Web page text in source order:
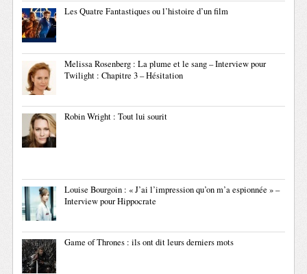
Les Quatre Fantastiques ou l’histoire d’un film
Melissa Rosenberg : La plume et le sang – Interview pour
Twilight : Chapitre 3 – Hésitation
Robin Wright : Tout lui sourit
Louise Bourgoin : « J’ai l’impression qu’on m’a espionnée » –
Interview pour Hippocrate
Game of Thrones : ils ont dit leurs derniers mots